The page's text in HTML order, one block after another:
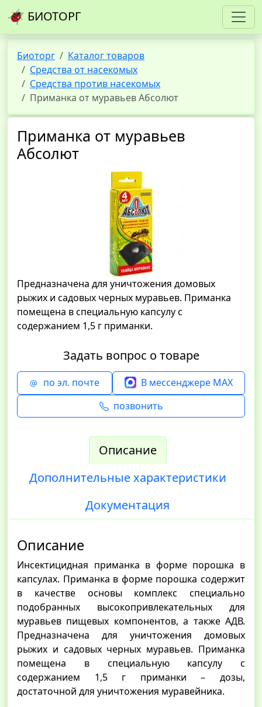
БИОТОРГ
Биоторг
Каталог товаров
Средства от насекомых
Средства против насекомых
Приманка от муравьев Абсолют
Приманка от муравьев
Абсолют
Предназначена для уничтожения домовых
рыжих и садовых черных муравьев. Приманка
помещена в специальную капсулу с
содержанием 1,5 г приманки.
Задать вопрос о товаре
по эл. почте
В мессенджере MAX
позвонить
Описание
Дополнительные характеристики
Документация
Описание
Инсектицидная приманка в форме порошка в
капсулах. Приманка в форме порошка содержит
в качестве основы комплекс специально
подобранных высокопривлекательных для
муравьев пищевых компонентов, а также АДВ.
Предназначена для уничтожения домовых
рыжих и садовых черных муравьев. Приманка
помещена в специальную капсулу с
содержанием 1,5 г приманки – дозы,
достаточной для уничтожения муравейника.